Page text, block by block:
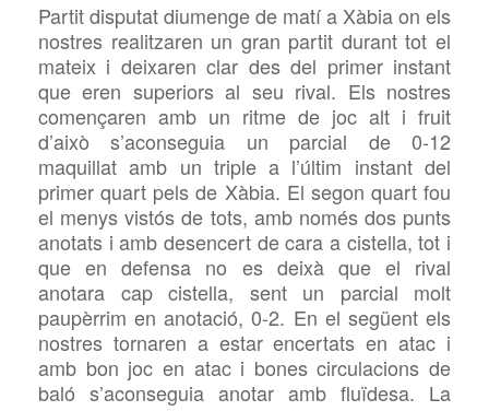
Partit disputat diumenge de matí a Xàbia on els
nostres realitzaren un gran partit durant tot el
mateix i deixaren clar des del primer instant
que eren superiors al seu rival. Els nostres
començaren amb un ritme de joc alt i fruit
d’això s’aconseguia un parcial de 0-12
maquillat amb un triple a l’últim instant del
primer quart pels de Xàbia. El segon quart fou
el menys vistós de tots, amb només dos punts
anotats i amb desencert de cara a cistella, tot i
que en defensa no es deixà que el rival
anotara cap cistella, sent un parcial molt
paupèrrim en anotació, 0-2. En el següent els
nostres tornaren a estar encertats en atac i
amb bon joc en atac i bones circulacions de
baló s’aconseguia anotar amb fluïdesa. La